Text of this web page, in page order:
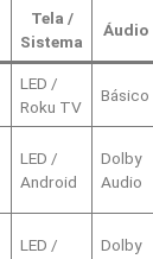
Tela /
Sistema
Áudio
LED /
Roku TV
Básico
LED /
Android
Dolby
Audio
LED / Dolby